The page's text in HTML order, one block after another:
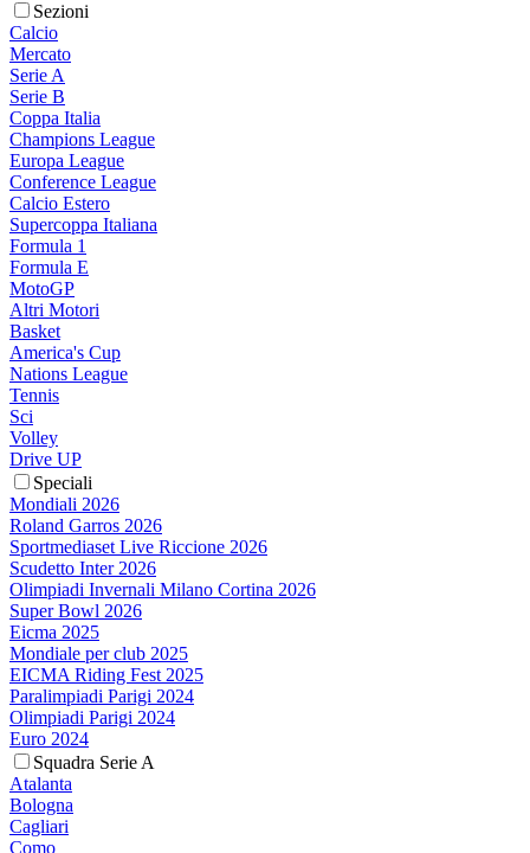
Sezioni
Calcio
Mercato
Serie A
Serie B
Coppa Italia
Champions League
Europa League
Conference League
Calcio Estero
Supercoppa Italiana
Formula 1
Formula E
MotoGP
Altri Motori
Basket
America's Cup
Nations League
Tennis
Sci
Volley
Drive UP
Speciali
Mondiali 2026
Roland Garros 2026
Sportmediaset Live Riccione 2026
Scudetto Inter 2026
Olimpiadi Invernali Milano Cortina 2026
Super Bowl 2026
Eicma 2025
Mondiale per club 2025
EICMA Riding Fest 2025
Paralimpiadi Parigi 2024
Olimpiadi Parigi 2024
Euro 2024
Squadra Serie A
Atalanta
Bologna
Cagliari
Como